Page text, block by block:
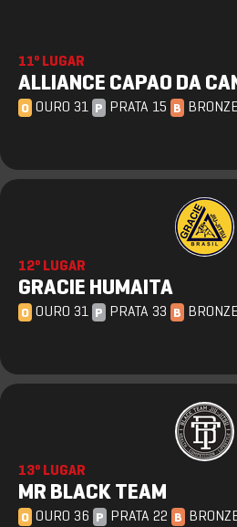
11º LUGAR
ALLIANCE CAPAO DA
O OURO 31 P PRATA 15 B
12º LUGAR
GRACIE HUMAITA
O OURO 31 P PRATA 33 B
13º LUGAR
MR BLACK TEAM
O OURO 36 P PRATA 22 B